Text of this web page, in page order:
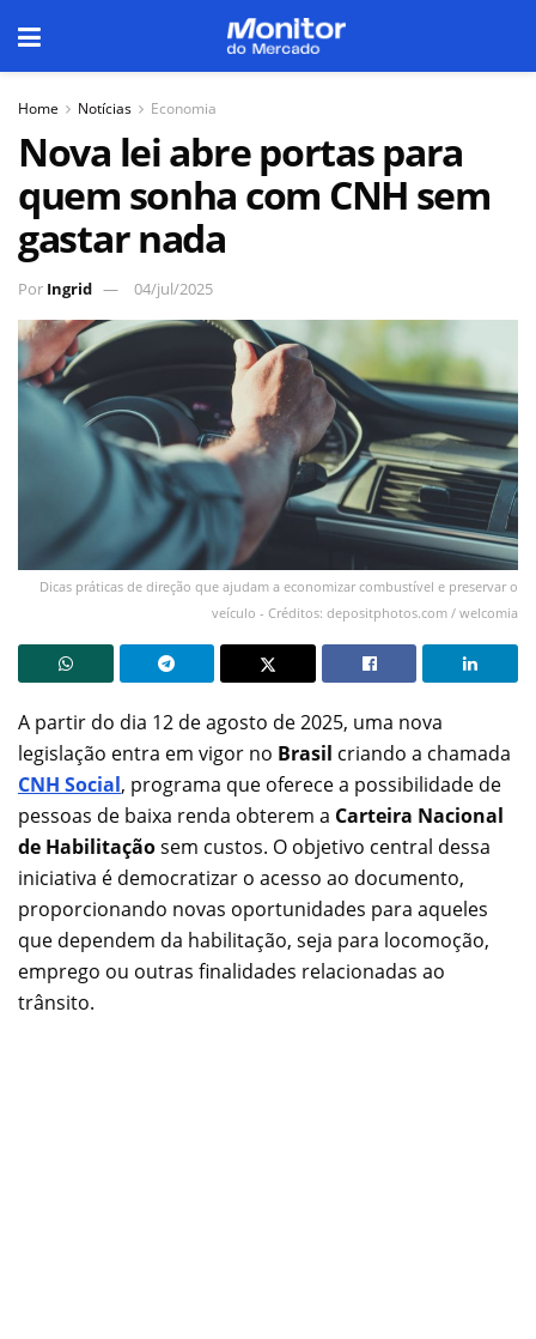
Home Notícias Economia
Nova lei abre portas para
quem sonha com CNH sem
gastar nada
Por Ingrid 04/jul/2025
Dicas práticas de direção que ajudam a economizar combustível e preservar o
veículo - Créditos: depositphotos.com / welcomia
A partir do dia 12 de agosto de 2025, uma nova
legislação entra em vigor no Brasil criando a chamada
CNH Social, programa que oferece a possibilidade de
pessoas de baixa renda obterem a Carteira Nacional
de Habilitaçãosem custos. O objetivo central dessa
iniciativa é democratizar o acesso ao documento,
proporcionando novas oportunidades para aqueles
que dependem da habilitação, seja para locomoção,
emprego ou outras finalidades relacionadas ao
trânsito.